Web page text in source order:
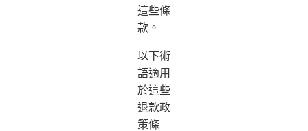
這些條
款。
以下術
語適用
於這些
退款政
策條